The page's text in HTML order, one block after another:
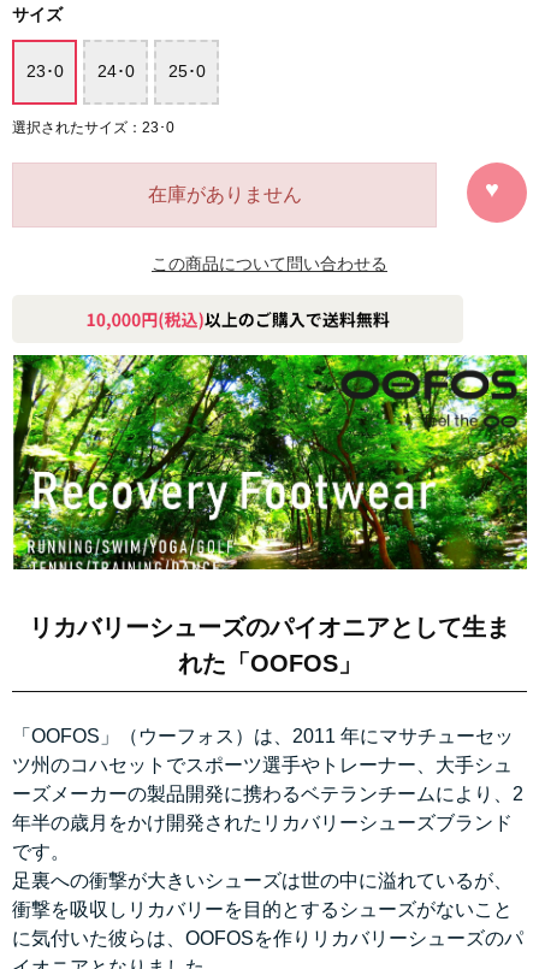
サイズ
23･0 24･0 25･0
選択されたサイズ：23･0
在庫がありません
この商品について問い合わせる
リカバリーシューズのパイオニアとして生ま
れた「OOFOS」
「OOFOS」（ウーフォス）は、2011 年にマサチューセッ
ツ州のコハセットでスポーツ選手やトレーナー、大手シュ
ーズメーカーの製品開発に携わるベテランチームにより、2
年半の歳月をかけ開発されたリカバリーシューズブランド
です。
足裏への衝撃が大きいシューズは世の中に溢れているが、
衝撃を吸収しリカバリーを目的とするシューズがないこと
に気付いた彼らは、OOFOSを作りリカバリーシューズのパ